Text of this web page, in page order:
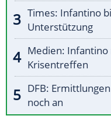
Times: Infantino
Unterstützung
Medien:
Krisentreffen
DFB:
noch an